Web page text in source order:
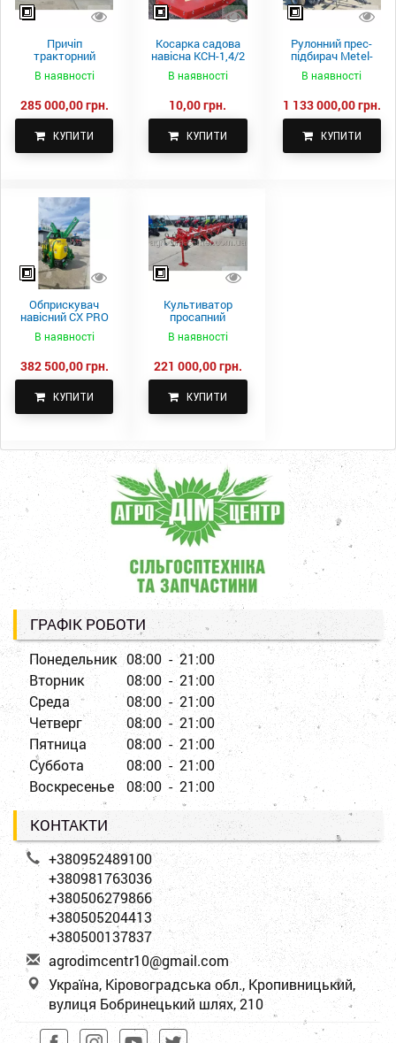
Причіп
тракторний
самоскидний
Spike 2 ПТС-4
В наявності
285 000,00 грн.
КУПИТИ
Косарка садова
навісна КСН-1,4/2
В наявності
10,00 грн.
КУПИТИ
Рулонний прес-
підбирач Metel-
Fach Z 587
В наявності
1 133 000,00 грн.
КУПИТИ
Обприскувач
навісний CX PRO
В наявності
382 500,00 грн.
КУПИТИ
Культиватор
просапний
КПН-5,6-05
В наявності
221 000,00 грн.
КУПИТИ
ГРАФІК РОБОТИ
Понедельник 08:00 - 21:00
Вторник
08:00 - 21:00
Среда
08:00 - 21:00
Четверг
08:00 - 21:00
Пятница
08:00 - 21:00
Суббота
08:00 - 21:00
Воскресенье
08:00 - 21:00
КОНТАКТИ
+380952489100
+380981763036
+380506279866
+380505204413
+380500137837
agrodimcentr10@gmail.com
Україна, Кіровоградська обл., Кропивницький,
вулиця Бобринецький шлях, 210